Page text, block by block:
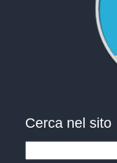
Cerca nel sito